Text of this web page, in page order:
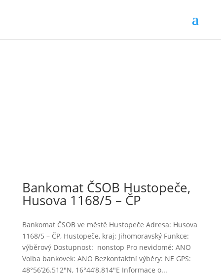
Bankomat ČSOB Hustopeče,
Husova 1168/5 – ČP
Bankomat ČSOB ve městě Hustopeče Adresa: Husova
1168/5 – ČP, Hustopeče, kraj: Jihomoravský Funkce:
výběrový Dostupnost: nonstop Pro nevidomé: ANO
Volba bankovek: ANO Bezkontaktní výběry: NE GPS:
48°56’26.512″N, 16°44’8.814″E Informace o...